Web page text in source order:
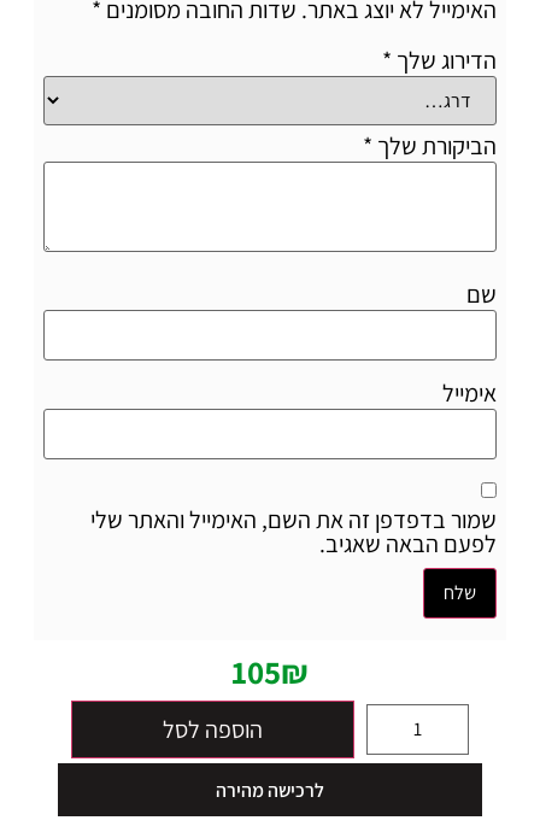
האימייל לא יוצג באתר. שדות החובה מסומנים *
הדירוג שלך *
הביקורת שלך *
שם
אימייל
שמור בדפדפן זה את השם, האימייל והאתר שלי
לפעם הבאה שאגיב.
105₪
הוספה לסל
לרכישה מהירה